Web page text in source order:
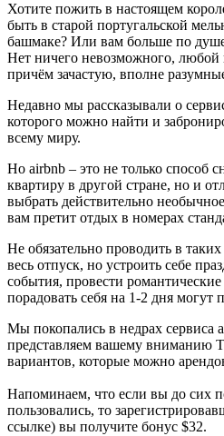
Хотите пожить в настоящем
быть в старой португальской
башмаке? Или вам больше по
Нет ничего невозможного, любой
причём зачастую, вполне
Недавно мы рассказывали о
которого можно найти и
всему миру.
Но airbnb – это не только способ
квартиру в другой стране, но и
выбрать действительно
вам претит отдых в номерах
Не обязательно проводить в
весь отпуск, но устроить себе
события, провести
порадовать себя на 1-2 дня могут
Мы покопались в недрах сервиса
представляем вашему
вариантов, которые можно
Напоминаем, что если вы до сих
пользовались, то
ссылке) вы получите бонус $32.